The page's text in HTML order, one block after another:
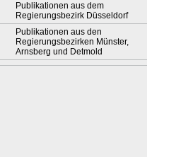
Publikationen aus dem
Regierungsbezirk Düsseldorf
Publikationen aus den
Regierungsbezirken Münster,
Arnsberg und Detmold